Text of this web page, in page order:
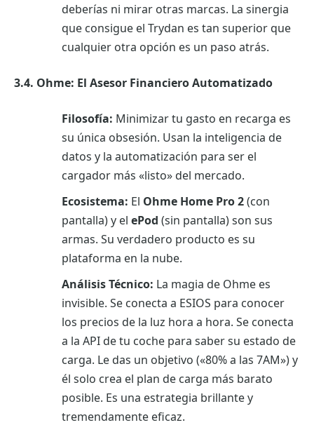
deberías ni mirar otras marcas. La sinergia
que consigue el Trydan es tan superior que
cualquier otra opción es un paso atrás.
3.4. Ohme: El Asesor Financiero Automatizado
Filosofía: Minimizar tu gasto en recarga es
su única obsesión. Usan la inteligencia de
datos y la automatización para ser el
cargador más «listo» del mercado.
Ecosistema: El Ohme Home Pro 2(con
pantalla) y el ePod (sin pantalla) son sus
armas. Su verdadero producto es su
plataforma en la nube.
Análisis Técnico: La magia de Ohme es
invisible. Se conecta a ESIOS para conocer
los precios de la luz hora a hora. Se conecta
a la API de tu coche para saber su estado de
carga. Le das un objetivo («80% a las 7AM») y
él solo crea el plan de carga más barato
posible. Es una estrategia brillante y
tremendamente eficaz.